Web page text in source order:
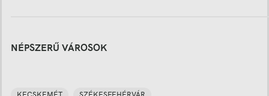
NÉPSZERŰ VÁROSOK